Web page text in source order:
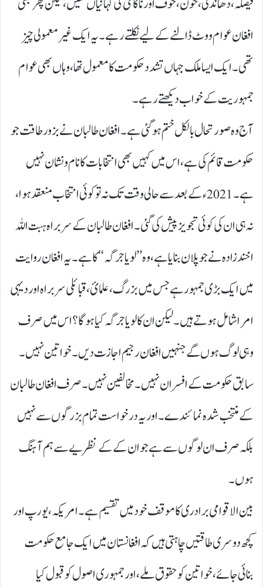
افغان عوام ووٹ ڈالنے کے لیے نکلتے رہے۔ یہ ایک غیر معمولی چیز
تھی۔ ایک ایسا ملک جہاں تشدد حکومت کا معمول تھا، وہاں بھی عوام
جمہوریت کے خواب دیکھتے رہے۔
آج وہ صورتحال بالکل ختم ہو گئی ہے۔ افغان طالبان نے بزور طاقت جو
حکومت قائم کی ہے، اس میں کہیں بھی انتخابات کا نام و نشان نہیں
ہے۔ 2021ء کے بعد سے حالی وقت تک نہ تو کوئی انتخاب منعقد ہوا،
نہ ہی ان کی کوئی تجویز پیش کی گئی۔ افغان طالبان کے سربراہ ہبت اللہ
اخندزادہ نے جو پلان بنایا ہے، وہ ’’ لویا جرگہ‘‘ کا ہے۔ یہ افغان روایت
میں ایک بڑی جمہور ہے جس میں بزرگ، علمائ، قبائلی سربراہ اور دیہی
امرا شامل ہوتے ہیں۔ لیکن ان کا لویا جرگہ کیا ہوگا؟ اس میں صرف
وہی لوگ ہوں گے جنہیں افغان رجیم اجازت دیں۔ خواتین نہیں۔
سابق حکومت کے افسران نہیں۔ مخالفین نہیں۔ صرف افغان طالبان
کے منتخب شدہ نمائندے۔ اور یہ درخواست تمام بزرگوں سے نہیں
بلکہ صرف ان لوگوں سے ہے جوان کے کے نظریے سے ہم آہنگ
ہوں۔
بین الاقوامی برادری کا موقف خود میں تقسیم ہے۔ امریکہ، یورپ اور
کچھ دوسری طاقتیں چاہتی ہیں کہ افغانستان میں ایک جامع حکومت
بنائی جائے، خواتین کو حقوق ملے، اور جمہوری اصول کو قبول کیا